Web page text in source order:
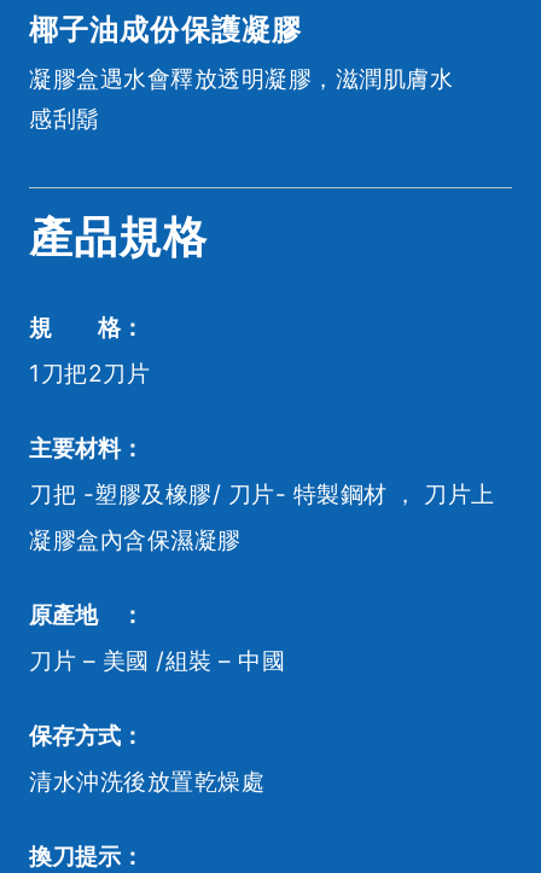
椰子油成份保護凝膠
凝膠盒遇水會釋放透明凝膠，滋潤肌膚水
感刮鬍
產品規格
規 格：
1刀把2刀片
主要材料：
刀把 -塑膠及橡膠/ 刀片- 特製鋼材 ， 刀片上
凝膠盒內含保濕凝膠
原產地 ：
刀片 – 美國 /組裝 – 中國
保存方式：
清水沖洗後放置乾燥處
換刀提示：